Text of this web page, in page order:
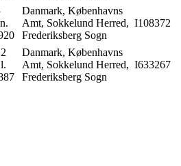
Danmark, Københavns
Amt, Sokkelund Herred,
Frederiksberg Sogn
I108372
Danmark, Københavns
Amt, Sokkelund Herred,
Frederiksberg Sogn
I633267